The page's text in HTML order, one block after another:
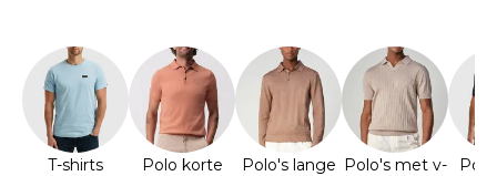
T-shirts
Polo korte
Polo's lange Polo's met v-